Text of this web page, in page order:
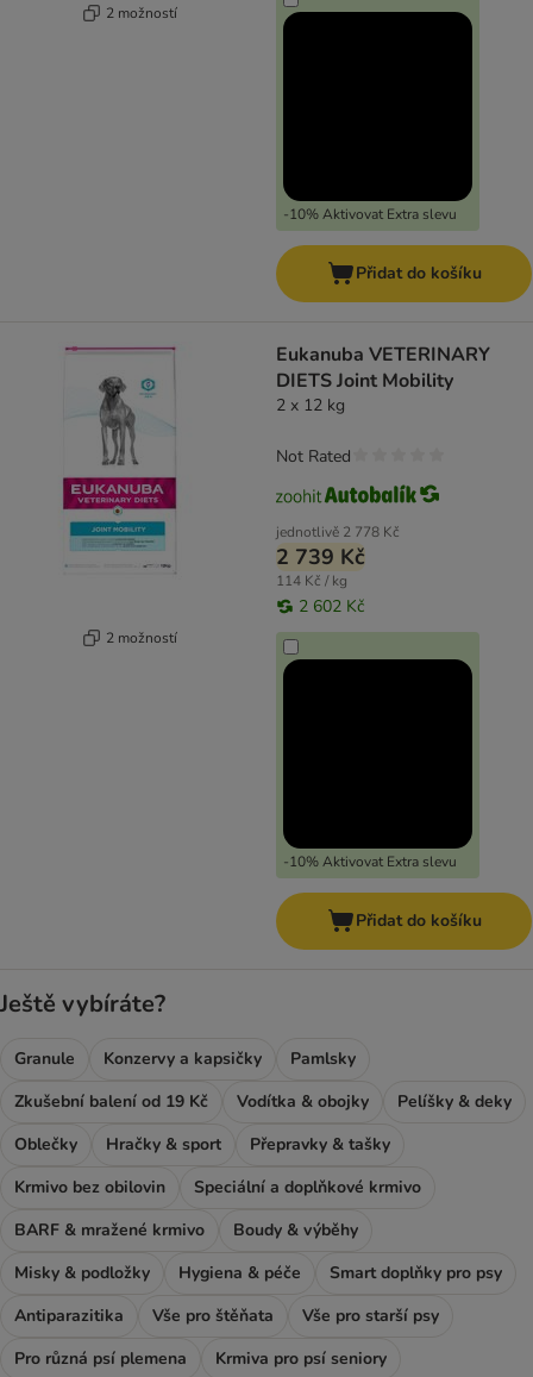
2 možností
-10% Aktivovat Extra slevu
Přidat do košíku
2 možností
Eukanuba VETERINARY
DIETS Joint Mobility
2 x 12 kg
jednotlivě 2 778 Kč
2 739 Kč
114 Kč / kg
2 602 Kč
-10% Aktivovat Extra slevu
Not Rated
Přidat do košíku
Ještě vybíráte?
Granule Konzervy a kapsičky
Pamlsky
Zkušební balení od 19 Kč
Vodítka & obojky
Pelíšky & deky
Oblečky
Hračky & sport
Přepravky & tašky
Krmivo bez obilovin
Speciální a doplňkové krmivo
BARF & mražené krmivo
Boudy & výběhy
Misky & podložky
Hygiena & péče
Smart doplňky pro psy
Antiparazitika
Vše pro štěňata
Vše pro starší psy
Pro různá psí plemena
Krmiva pro psí seniory